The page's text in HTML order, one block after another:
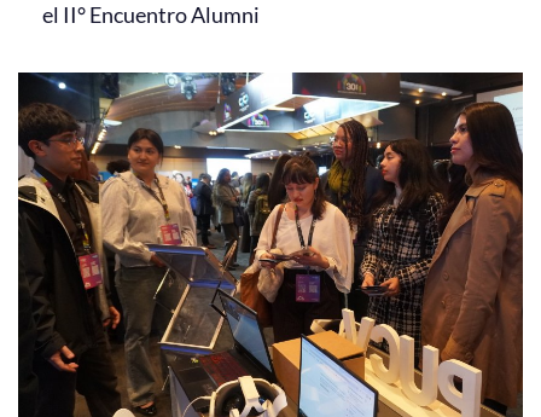
el II° Encuentro Alumni